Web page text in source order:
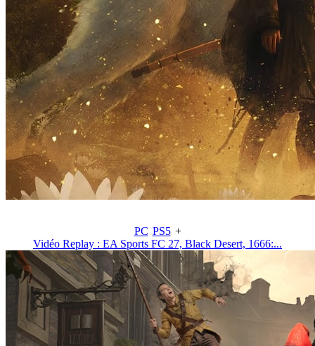
PC PS5 +
Vidéo Replay : EA Sports FC 27, Black Desert, 1666:...